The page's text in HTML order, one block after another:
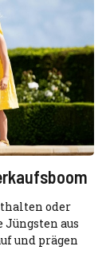
oder
aus
und prägen